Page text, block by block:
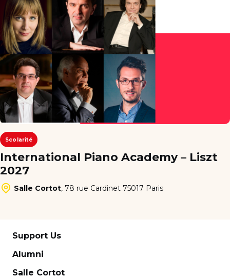
Scolarité
International Piano Academy – Liszt
2027
Salle Cortot, 78 rue Cardinet 75017 Paris
Support Us
Alumni
Salle Cortot